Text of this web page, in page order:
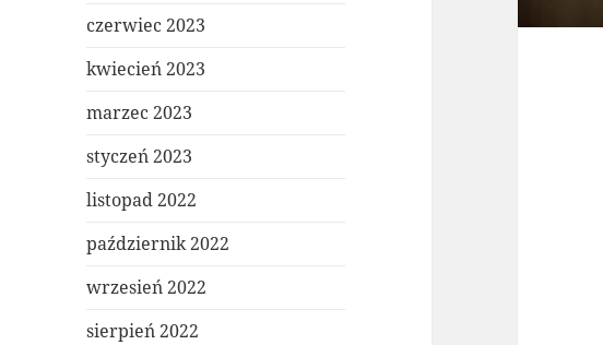
czerwiec 2023
kwiecień 2023
marzec 2023
styczeń 2023
listopad 2022
październik 2022
wrzesień 2022
sierpień 2022